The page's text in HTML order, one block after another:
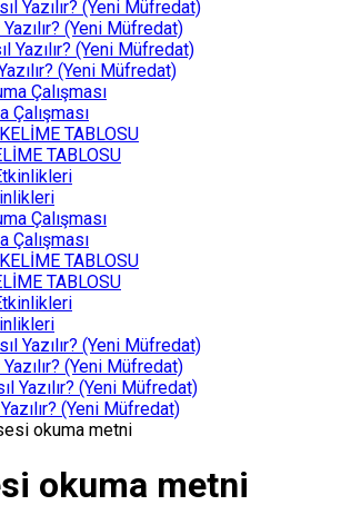
(Yeni Müfredat)
(Yeni Müfredat)
Çalışması
TABLOSU
Çalışması
TABLOSU
(Yeni Müfredat)
(Yeni Müfredat)
okuma metni
okuma metni